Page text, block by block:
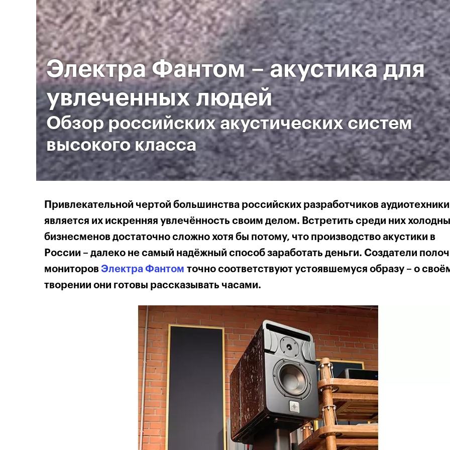
Электра Фантом – акустика для
увлеченных людей
Обзор российских акустических систем
высокого класса
Привлекательной чертой большинства российских разработчиков аудиотехники
является их искренняя увлечённость своим делом. Встретить среди них
бизнесменов достаточно сложно хотя бы потому, что производство акустики в
России – далеко не самый надёжный способ заработать деньги. Создатели
мониторов Электра Фантом точно соответствуют устоявшемуся образу – о
творении они готовы рассказывать часами.